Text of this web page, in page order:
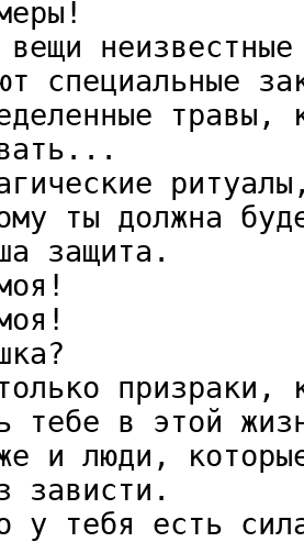
специальные
травы,
ты должна
защита.
призраки,
тебе в этой
и люди,
зависти.
у тебя есть